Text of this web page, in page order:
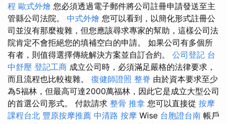
程 歐式外燴 您必須透過電子郵件將公司註冊申請發送至主
管縣公司法院。 中式外燴 您可以看到，以簡化形式註冊公
司並沒有那麼複雜，但您應該尋求專家的幫助，這樣公司法
院肯定不會拒絕您的填補空白的申請。 如果公司有多個所
有者，則值得選擇傳統解決方案並自訂合約。 公司登記 台
中舒壓 登記工商 成立公司時，必須滿足嚴格的法律要求，
而且流程也比較複雜。 復健師證照 整脊 由於資本要求至少
為5福林，但最高可達2000萬福林，因此它是成立大型公司
的首選公司形式。 付款請求 整骨 推拿 您可以直接從 按摩
課程台北 豐原按摩推薦 中清路 按摩 Wise 台胞證台南 帳戶